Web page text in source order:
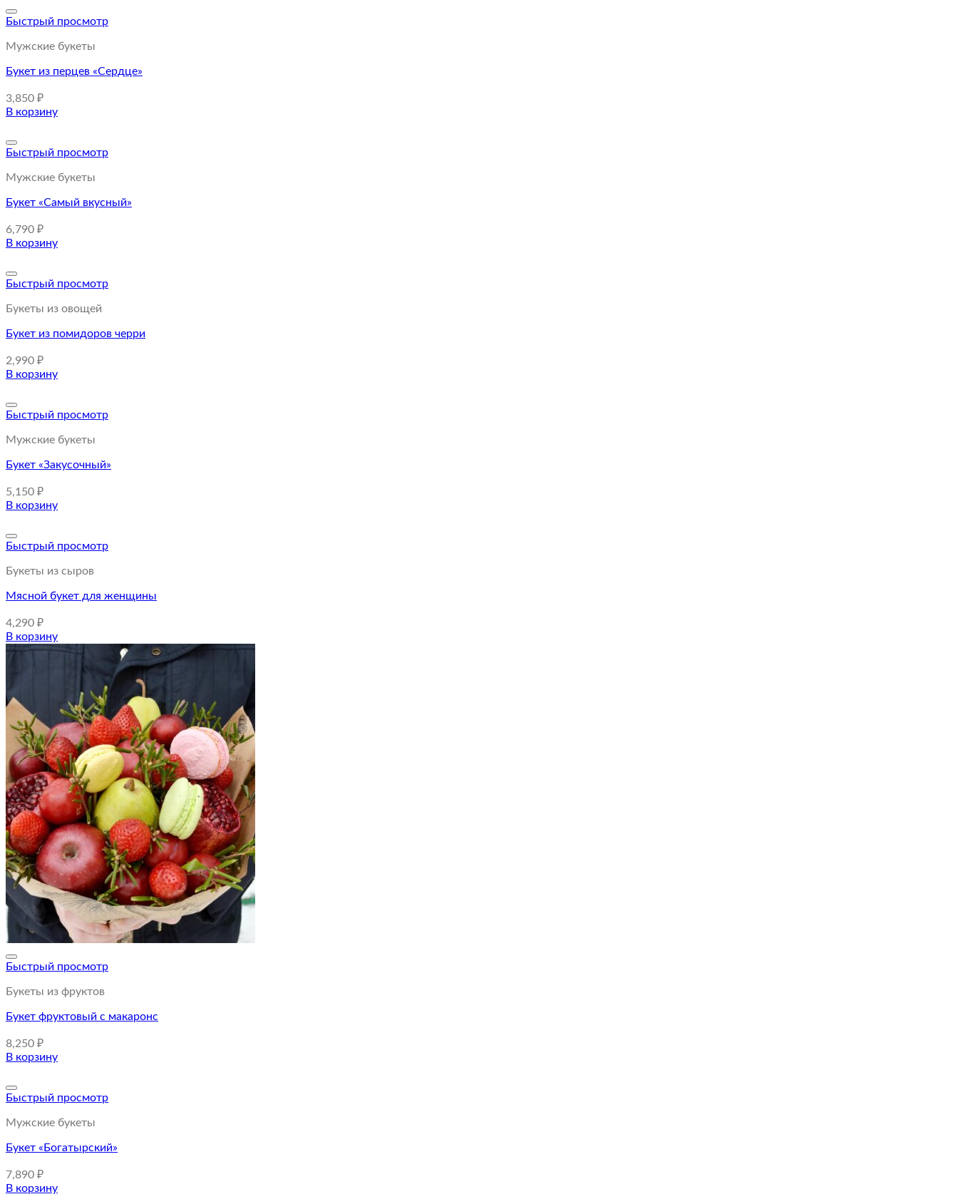
Быстрый просмотр
Мужские букеты
Букет из перцев «Сердце»
3,850 ₽
В корзину
Быстрый просмотр
Мужские букеты
Букет «Самый вкусный»
6,790 ₽
В корзину
Быстрый просмотр
Букеты из овощей
Букет из помидоров черри
2,990 ₽
В корзину
Быстрый просмотр
Мужские букеты
Букет «Закусочный»
5,150 ₽
В корзину
Быстрый просмотр
Букеты из сыров
Мясной букет для женщины
4,290 ₽
В корзину
Быстрый просмотр
Букеты из фруктов
Букет фруктовый с макаронс
8,250 ₽
В корзину
Быстрый просмотр
Мужские букеты
Букет «Богатырский»
7,890 ₽
В корзину